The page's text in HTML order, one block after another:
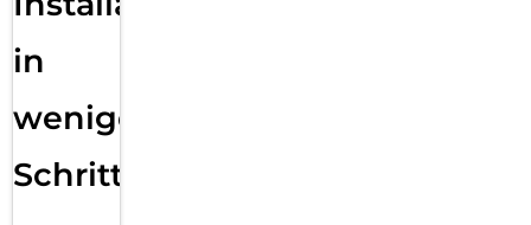
in
wenigen
Schritten